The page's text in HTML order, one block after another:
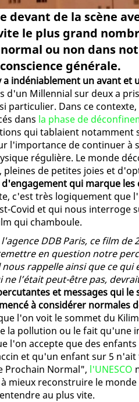
devant de la scène
le plus grand
ou non dans
générale.
indéniablement un avant et
d'un Millennial sur deux a pris
particulier. Dans ce
dans la phase de
qui tablaient notamment
l'importance de continuer à
régulière. Le monde
de petites joies et
qui marque les
c'est très logiquement que
Covid et qui nous interroge
qui chamboule.
DDB Paris, ce film de
en question notre
rappelle ainsi que ce qui
l’était peut-être pas,
et messages qui
à considérer normales
l'on voit le sommet du
la pollution ou le fait qu'une
l'on accepte que des
et qu'un enfant sur 5
Prochain Normal", l'UNESCO
mieux reconstruire le monde
au plus vite.